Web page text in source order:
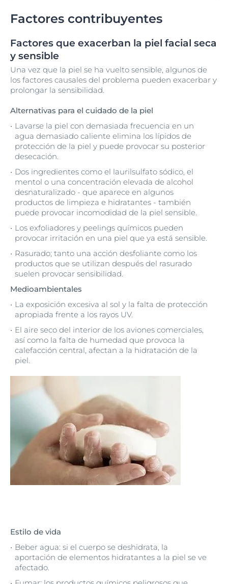
Factores contribuyentes
Factores que exacerban la piel facial seca
y sensible
Una vez que la piel se ha vuelto sensible, algunos de
los factores causales del problema pueden exacerbar y
prolongar la sensibilidad.
Alternativas para el cuidado de la piel
Lavarse la piel con demasiada frecuencia en un
agua demasiado caliente elimina los lípidos de
protección de la piel y puede provocar su posterior
desecación.
Dos ingredientes como el laurilsulfato sódico, el
mentol o una concentración elevada de alcohol
desnaturalizado - que aparece en algunos
productos de limpieza e hidratantes - también
puede provocar incomodidad de la piel sensible.
Los exfoliadores y peelings químicos pueden
provocar irritación en una piel que ya está sensible.
Rasurado; tanto una acción desfoliante como los
productos que se utilizan después del rasurado
suelen provocar sensibilidad.
Medioambientales
La exposición excesiva al sol y la falta de protección
apropiada frente a los rayos UV.
El aire seco del interior de los aviones comerciales,
así como la falta de humedad que provoca la
calefacción central, afectan a la hidratación de la
piel.
Estilo de vida
Beber agua: si el cuerpo se deshidrata, la
aportación de elementos hidratantes a la piel se ve
afectado.